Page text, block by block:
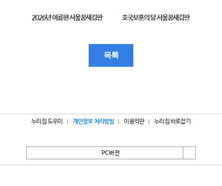
2026년 여름편 서울꿈새김판 호국보훈의 달 서울꿈새김판
목록
누리집 도우미 개인정보 처리방침 이용약관 누리집 바로잡기
PC버전